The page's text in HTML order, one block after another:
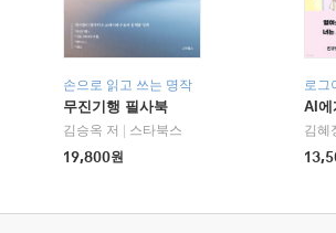
손으로 읽고 쓰는 명작
무진기행 필사북
김승옥 저
스타북스
19,800원
로그
AI에
김혜